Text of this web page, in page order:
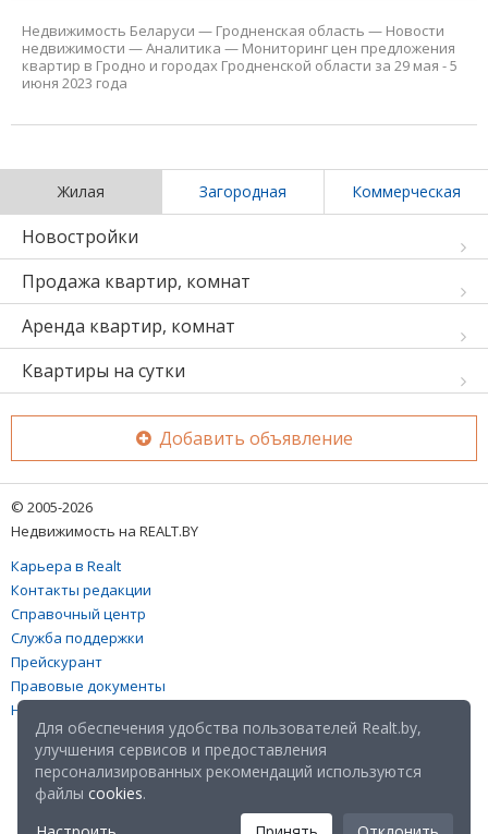
Недвижимость Беларуси — Гродненская область — Новости
недвижимости —Аналитика — Мониторинг цен предложения
квартир в Гродно и городах Гродненской области за 29 мая - 5
июня 2023 года
Жилая Загородная Коммерческая
Новостройки
Продажа квартир, комнат
Аренда квартир, комнат
Квартиры на сутки
Добавить объявление
© 2005-2026
Недвижимость на REALT.BY
Карьера в Realt
Контакты редакции
Справочный центр
Служба поддержки
Прейскурант
Правовые документы
Настройка файлов cookies
Для обеспечения удобства пользователей Realt.by,
улучшения сервисов и предоставления
персонализированных рекомендаций используются
файлы cookies.